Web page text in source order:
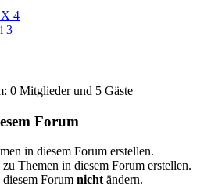
4
3
0 Mitglieder und 5 Gäste
Forum
in diesem Forum erstellen.
Themen in diesem Forum erstellen.
Forum nicht ändern.